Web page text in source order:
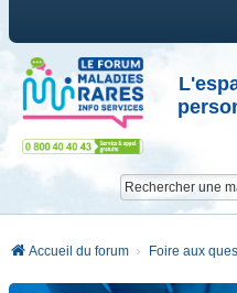
Accueil du forum Foire aux